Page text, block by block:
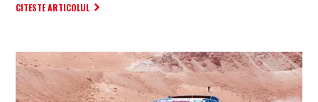
CITESTE ARTICOLUL